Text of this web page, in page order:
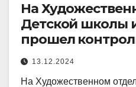
На
Детской школы
прошел
лепки для
13.12.2024
На Художественном